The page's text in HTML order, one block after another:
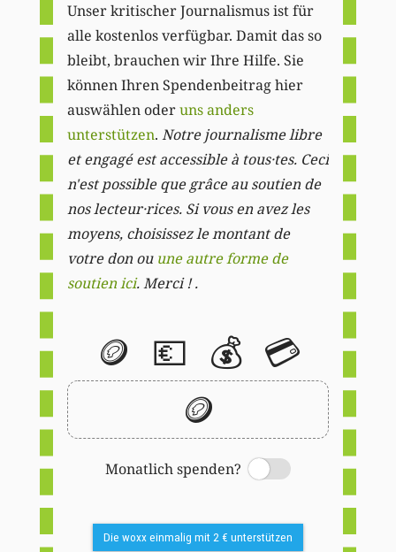
Unser kritischer Journalismus ist für
alle kostenlos verfügbar. Damit das so
bleibt, brauchen wir Ihre Hilfe. Sie
können Ihren Spendenbeitrag hier
auswählen oderuns anders
unterstützen. Notre journalisme libre
et engagé est accessible à tous·tes. Ceci
n'est possible que grâce au soutien de
nos lecteur·rices. Si vous en avez les
moyens, choisissez le montant de
votre don ou une autre forme de
soutien ici. Merci ! .
🪙 💶 💰 💳
🪙
Monatlich spenden?
Switch
Die woxx einmalig mit 2 € unterstützen